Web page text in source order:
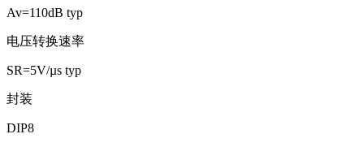
Av=110dB typ
电压转换速率
SR=5V/µs typ
封装
DIP8